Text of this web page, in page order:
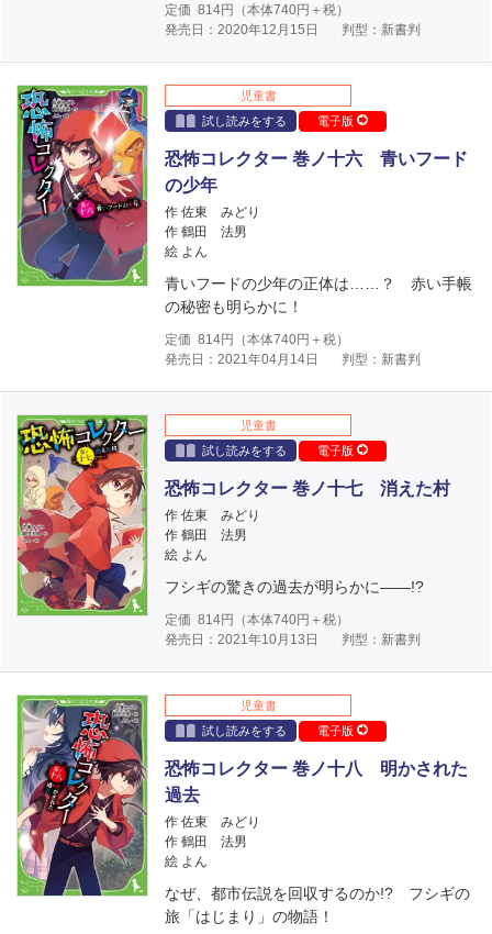
定価 814円（本体740円＋税）
発売日：2020年12月15日
判型：新書判
児童書
試し読みをする
電子版
恐怖コレクター 巻ノ十六 青いフード
の少年
作 佐東 みどり
作 鶴田 法男
絵 よん
青いフードの少年の正体は……？ 赤い手帳
の秘密も明らかに！
定価 814円（本体740円＋税）
発売日：2021年04月14日
判型：新書判
児童書
試し読みをする
電子版
恐怖コレクター 巻ノ十七 消えた村
作 佐東 みどり
作 鶴田 法男
絵 よん
フシギの驚きの過去が明らかに――!?
定価 814円（本体740円＋税）
発売日：2021年10月13日
判型：新書判
児童書
試し読みをする
電子版
恐怖コレクター 巻ノ十八 明かされた
過去
作 佐東 みどり
作 鶴田 法男
絵 よん
なぜ、都市伝説を回収するのか!? フシギの
旅「はじまり」の物語！